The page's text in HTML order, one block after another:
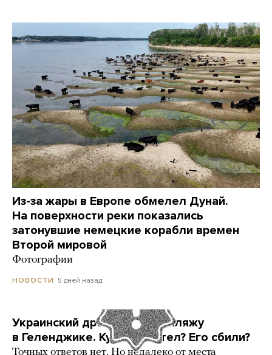
Из-за жары в Европе обмелел Дунай.
На поверхности реки показались
затонувшие немецкие корабли времен
Второй мировой
Фотографии
НОВОСТИ 5 дней назад
Украинский дрон попал по пляжу
в Геленджике. Куда он летел? Его сбили?
Точных ответов нет. Но недалеко от места